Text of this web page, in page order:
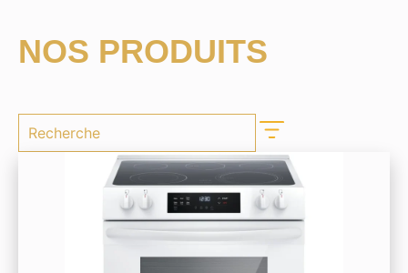
NOS PRODUITS